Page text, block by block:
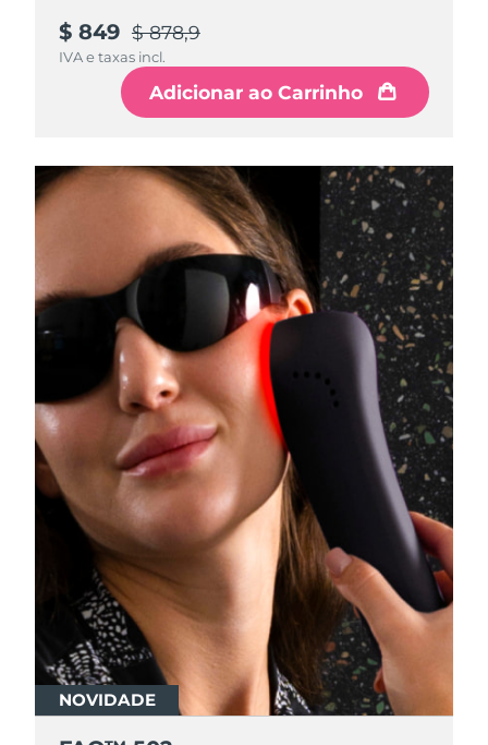
$ 849 $ 878,9
IVA e taxas incl.
Adicionar ao Carrinho
NOVIDADE